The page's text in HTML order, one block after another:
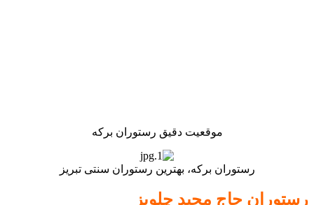
موقعیت دقیق رستوران برکه
رستوران برکه، بهترین رستوران سنتی تبریز
رستوران حاج مجید چلوپز